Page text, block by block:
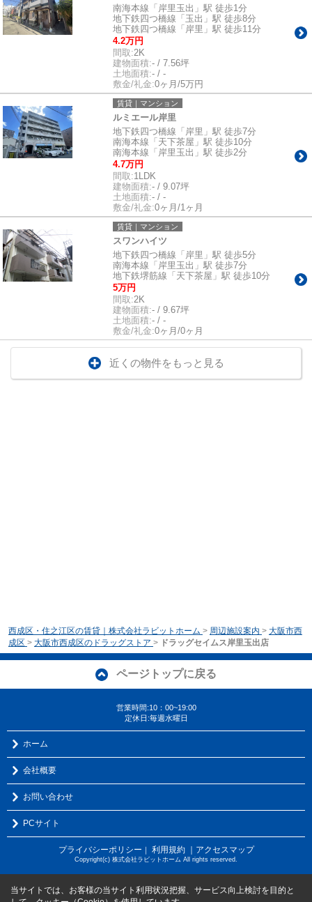
南海本線「岸里玉出」駅 徒歩1分
地下鉄四つ橋線「玉出」駅 徒歩8分
地下鉄四つ橋線「岸里」駅 徒歩11分
4.2万円
間取:2K
建物面積:- / 7.56坪
土地面積:- / -
敷金/礼金:0ヶ月/5万円
賃貸｜マンション
ルミエール岸里
地下鉄四つ橋線「岸里」駅 徒歩7分
南海本線「天下茶屋」駅 徒歩10分
南海本線「岸里玉出」駅 徒歩2分
4.7万円
間取:1LDK
建物面積:- / 9.07坪
土地面積:- / -
敷金/礼金:0ヶ月/1ヶ月
賃貸｜マンション
スワンハイツ
地下鉄四つ橋線「岸里」駅 徒歩5分
南海本線「岸里玉出」駅 徒歩7分
地下鉄堺筋線「天下茶屋」駅 徒歩10分
5万円
間取:2K
建物面積:- / 9.67坪
土地面積:- / -
敷金/礼金:0ヶ月/0ヶ月
近くの物件をもっと見る
西成区・住之江区の賃貸｜株式会社ラビットホーム > 周辺施設案内 > 大阪市西
成区 > 大阪市西成区のドラッグストア > ドラッグセイムス岸里玉出店
ページトップに戻る
営業時間:10：00~19:00
定休日:毎週水曜日
ホーム
会社概要
お問い合わせ
PCサイト
プライバシーポリシー ｜ 利用規約 ｜アクセスマップ
Copyright(c) 株式会社ラビットホーム All rights reserved.
当サイトでは、お客様の当サイト利用状況把握、サービス向上検討を目的と